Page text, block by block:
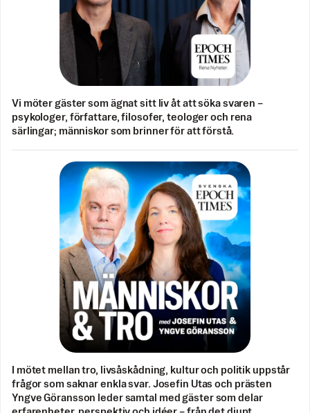
Vi möter gäster som ägnat sitt liv åt att söka svaren –
psykologer, författare, filosofer, teologer och rena
särlingar; människor som brinner för att förstå.
I mötet mellan tro, livsåskådning, kultur och politik uppstår
frågor som saknar enkla svar. Josefin Utas och prästen
Yngve Göransson leder samtal med gäster som delar